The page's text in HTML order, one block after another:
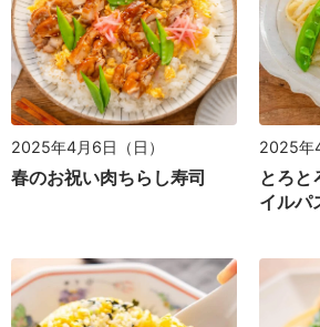
2025年4月6日（日）
春のお祝い肉ちらし寿司
2025年
とろと
イルパ